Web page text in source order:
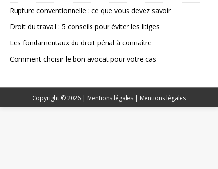
Rupture conventionnelle : ce que vous devez savoir
Droit du travail : 5 conseils pour éviter les litiges
Les fondamentaux du droit pénal à connaître
Comment choisir le bon avocat pour votre cas
Copyright © 2026 | Mentions légales | Mentions légales